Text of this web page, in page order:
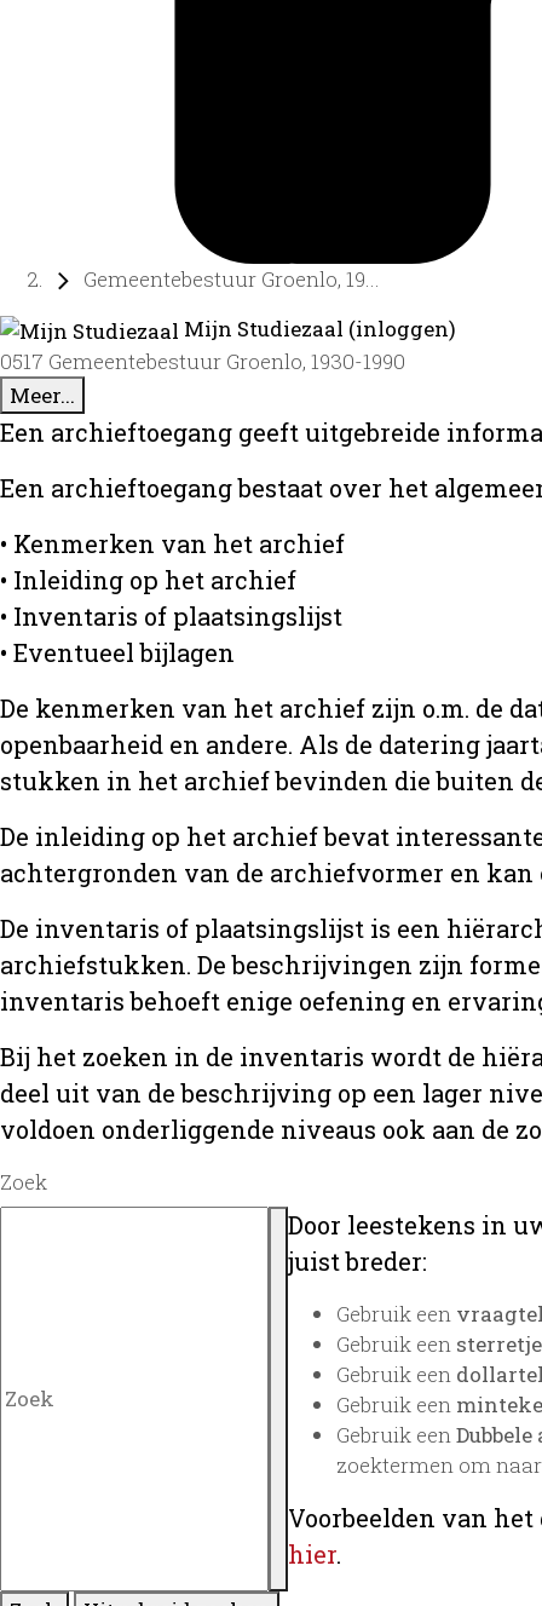
Gemeentebestuur Groenlo, 19...
Mijn Studiezaal (inloggen)
0517 Gemeentebestuur Groenlo, 1930-1990
Meer...
Een archieftoegang geeft uitgebreide
Een archieftoegang bestaat over het
• Kenmerken van het archief
• Inleiding op het archief
• Inventaris of plaatsingslijst
• Eventueel bijlagen
De kenmerken van het archief zijn o.m. de
openbaarheid en andere. Als de datering
stukken in het archief bevinden die buiten
De inleiding op het archief bevat
achtergronden van de archiefvormer en
De inventaris of plaatsingslijst is een
archiefstukken. De beschrijvingen zijn
inventaris behoeft enige oefening en
Bij het zoeken in de inventaris wordt de
deel uit van de beschrijving op een lager
voldoen onderliggende niveaus ook aan de
Zoek
Door leestekens in
juist breder:
Gebruik een
Gebruik een
Gebruik een
Gebruik een
Gebruik een
zoektermen om
Voorbeelden van
hier.